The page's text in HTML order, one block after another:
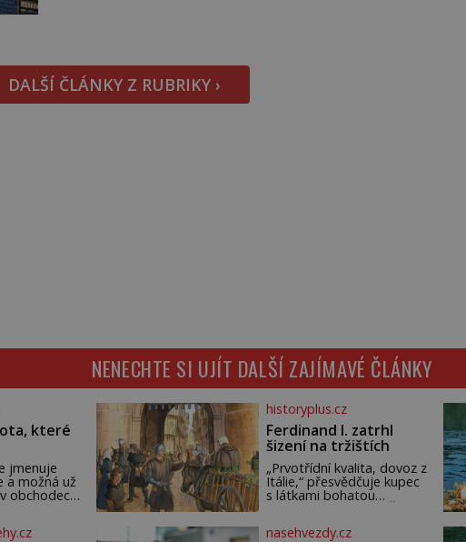
nedaleko hranic […]
DALŠÍ ČLÁNKY Z RUBRIKY ›
NENECHTE SI UJÍT DALŠÍ ZAJÍMAVÉ ČLÁNKY
které
jmenuje
a možná už
obchodech.
je
historyplus.cz
Ferdinand I. zatrhl
šizení na tržištích
„Prvotřídní kvalita, dovoz z
Itálie,“ přesvědčuje kupec
s látkami bohatou
mušelínu. „Vezmu si pět
nasehvezdy.cz